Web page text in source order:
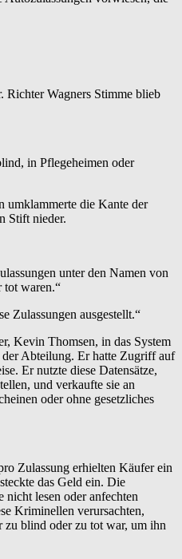
Richter Wagners Stimme blieb
in Pflegeheimen oder
umklammerte die Kante der
Stift nieder.
unter den Namen von
tot waren.“
Zulassungen ausgestellt.“
Kevin Thomsen, in das System
der Abteilung. Er hatte Zugriff auf
Er nutzte diese Datensätze,
und verkaufte sie an
oder ohne gesetzliches
Zulassung erhielten Käufer ein
das Geld ein. Die
nicht lesen oder anfechten
Kriminellen verursachten,
zu blind oder zu tot war, um ihn